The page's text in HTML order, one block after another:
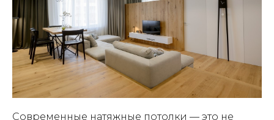
Современные натяжные потолки — это не